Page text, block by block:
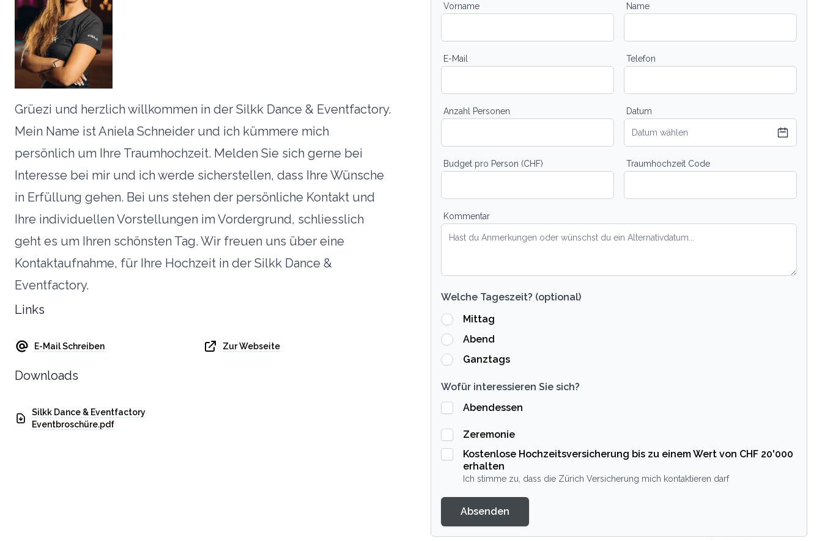
Grüezi und herzlich willkommen in der Silkk Dance & Eventfactory.
Mein Name ist Aniela Schneider und ich kümmere mich
persönlich um Ihre Traumhochzeit. Melden Sie sich gerne bei
Interesse bei mir und ich werde sicherstellen, dass Ihre Wünsche
in Erfüllung gehen. Bei uns stehen der persönliche Kontakt und
Ihre individuellen Vorstellungen im Vordergrund, schliesslich
geht es um Ihren schönsten Tag. Wir freuen uns über eine
Kontaktaufnahme, für Ihre Hochzeit in der Silkk Dance &
Eventfactory.
Links
E-Mail Schreiben Zur Webseite
Downloads
Silkk Dance & Eventfactory
Eventbroschüre.pdf
Vorname Name
E-Mail Telefon
Anzahl Personen Datum
Datum wählen
Budget pro Person (CHF) Traumhochzeit Code
Kommentar
Welche Tageszeit? (optional)
Mittag
Abend
Ganztags
Wofür interessieren Sie sich?
Abendessen
Zeremonie
Kostenlose Hochzeitsversicherung bis zu einem Wert von CHF 20'000
erhalten
Ich stimme zu, dass die Zürich Versicherung mich kontaktieren darf
Absenden